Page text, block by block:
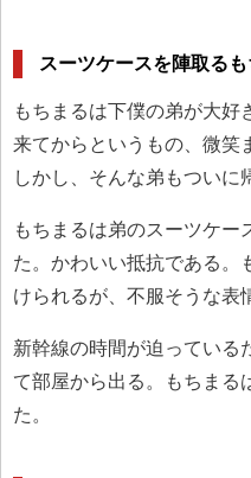
スーツケースを陣取る
もちまるは下僕の弟が大好
来てからというもの、微笑
しかし、そんな弟もついに
もちまるは弟のスーツケー
た。かわいい抵抗である。
けられるが、不服そうな表
新幹線の時間が迫っている
て部屋から出る。もちまる
た。